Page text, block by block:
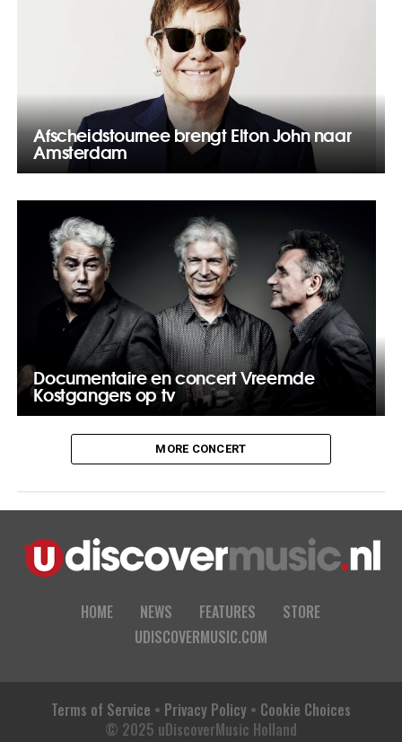
Afscheidstournee brengt Elton John naar
Amsterdam
Documentaire en concert Vreemde
Kostgangers op tv
MORE CONCERT
HOME NEWS FEATURES
STORE
UDISCOVERMUSIC.COM
Terms of Service • Privacy Policy• Cookie Choices
© 2025 uDiscoverMusic Holland